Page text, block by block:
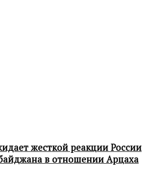
жесткой реакции России
в отношении Арцаха